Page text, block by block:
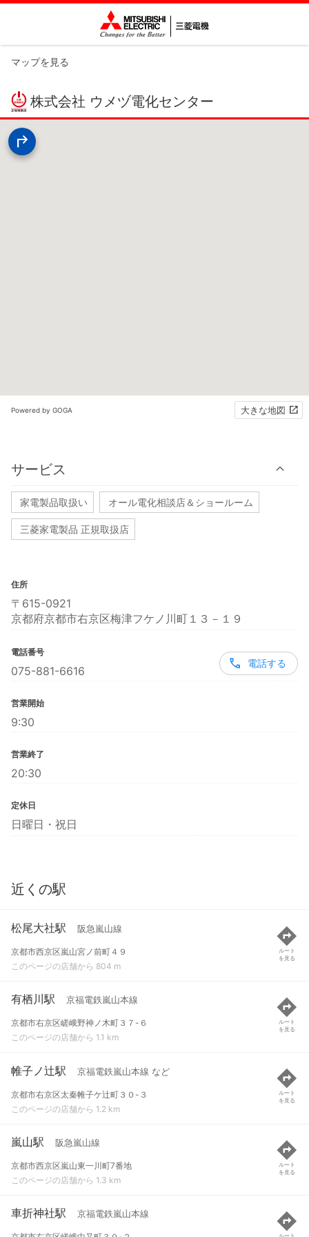
マップを見る
株式会社 ウメヅ電化センター
Powered by GOGA 大きな地図
サービス
家電製品取扱い オール電化相談店＆ショールーム
三菱家電製品 正規取扱店
住所
〒615-0921
京都府京都市右京区梅津フケノ川町１３－１９
電話番号
075-881-6616
電話する
営業開始
9:30
営業終了
20:30
定休日
日曜日・祝日
近くの駅
松尾大社駅 阪急嵐山線
京都市西京区嵐山宮ノ前町４９
このページの店舗から 804 m
ルート
を見る
有栖川駅 京福電鉄嵐山本線
京都市右京区嵯峨野神ノ木町３７-６
このページの店舗から 1.1 km
ルート
を見る
帷子ノ辻駅 京福電鉄嵐山本線 など
京都市右京区太秦帷子ケ辻町３０-３
このページの店舗から 1.2 km
ルート
を見る
嵐山駅 阪急嵐山線
京都市西京区嵐山東一川町7番地
このページの店舗から 1.3 km
ルート
を見る
車折神社駅 京福電鉄嵐山本線